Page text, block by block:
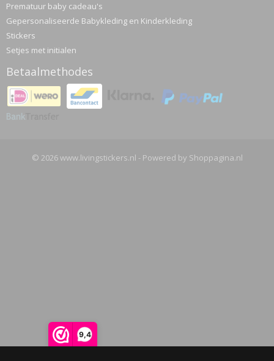
9,4
Prematuur baby cadeau's
Gepersonaliseerde Babykleding en Kinderkleding
Stickers
Setjes met initialen
Betaalmethodes
© 2026 www.livingstickers.nl - Powered by Shoppagina.nl